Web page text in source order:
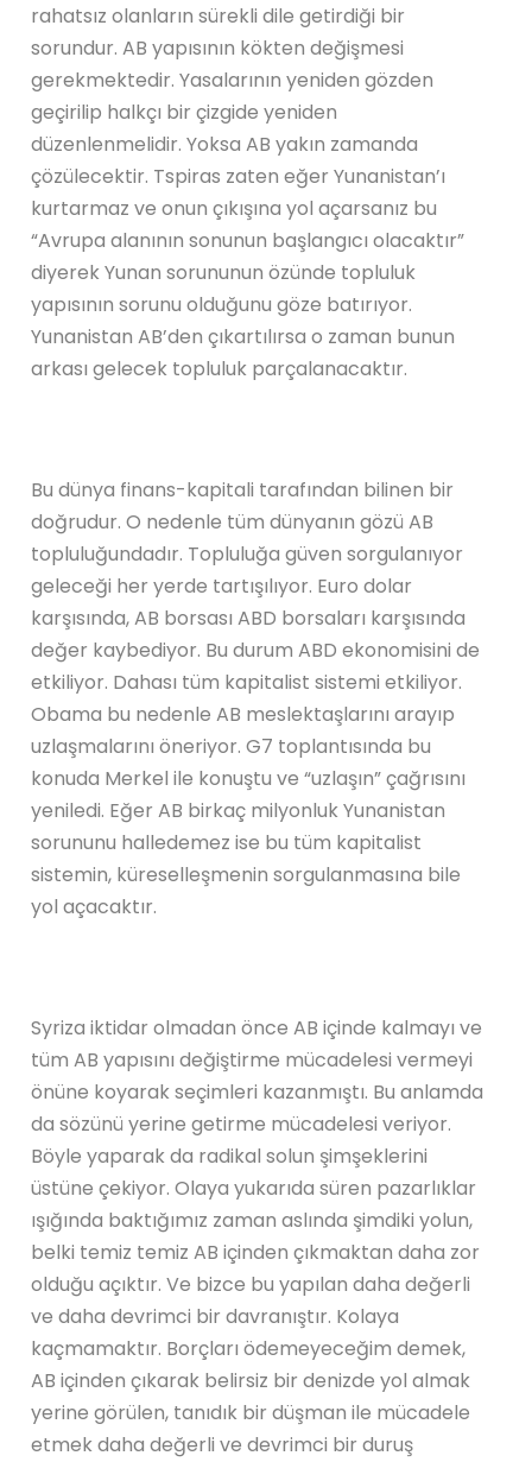
rahatsız olanların sürekli dile getirdiği bir
sorundur. AB yapısının kökten değişmesi
gerekmektedir. Yasalarının yeniden gözden
geçirilip halkçı bir çizgide yeniden
düzenlenmelidir. Yoksa AB yakın zamanda
çözülecektir. Tspiras zaten eğer Yunanistan’ı
kurtarmaz ve onun çıkışına yol açarsanız bu
“Avrupa alanının sonunun başlangıcı olacaktır”
diyerek Yunan sorununun özünde topluluk
yapısının sorunu olduğunu göze batırıyor.
Yunanistan AB’den çıkartılırsa o zaman bunun
arkası gelecek topluluk parçalanacaktır.
Bu dünya finans-kapitali tarafından bilinen bir
doğrudur. O nedenle tüm dünyanın gözü AB
topluluğundadır. Topluluğa güven sorgulanıyor
geleceği her yerde tartışılıyor. Euro dolar
karşısında, AB borsası ABD borsaları karşısında
değer kaybediyor. Bu durum ABD ekonomisini de
etkiliyor. Dahası tüm kapitalist sistemi etkiliyor.
Obama bu nedenle AB meslektaşlarını arayıp
uzlaşmalarını öneriyor. G7 toplantısında bu
konuda Merkel ile konuştu ve “uzlaşın” çağrısını
yeniledi. Eğer AB birkaç milyonluk Yunanistan
sorununu halledemez ise bu tüm kapitalist
sistemin, küreselleşmenin sorgulanmasına bile
yol açacaktır.
Syriza iktidar olmadan önce AB içinde kalmayı ve
tüm AB yapısını değiştirme mücadelesi vermeyi
önüne koyarak seçimleri kazanmıştı. Bu anlamda
da sözünü yerine getirme mücadelesi veriyor.
Böyle yaparak da radikal solun şimşeklerini
üstüne çekiyor. Olaya yukarıda süren pazarlıklar
ışığında baktığımız zaman aslında şimdiki yolun,
belki temiz temiz AB içinden çıkmaktan daha zor
olduğu açıktır. Ve bizce bu yapılan daha değerli
ve daha devrimci bir davranıştır. Kolaya
kaçmamaktır. Borçları ödemeyeceğim demek,
AB içinden çıkarak belirsiz bir denizde yol almak
yerine görülen, tanıdık bir düşman ile mücadele
etmek daha değerli ve devrimci bir duruş